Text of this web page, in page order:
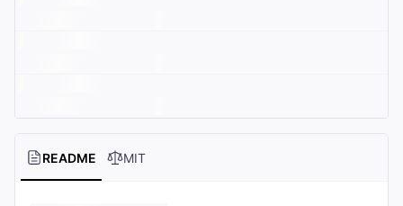
README MIT